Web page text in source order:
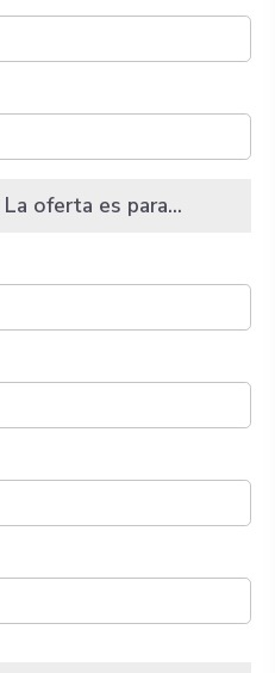
oferta es para...